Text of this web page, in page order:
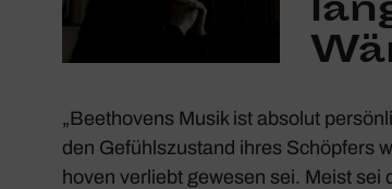
„Beet­ho­vens Musik ist absolut
den Gefühls­zu­stand ihres Schöp­fers
hoven verliebt gewesen sei. Meist sei